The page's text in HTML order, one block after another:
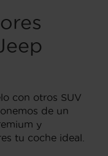
con otros SUV
de un
y
tu coche ideal.